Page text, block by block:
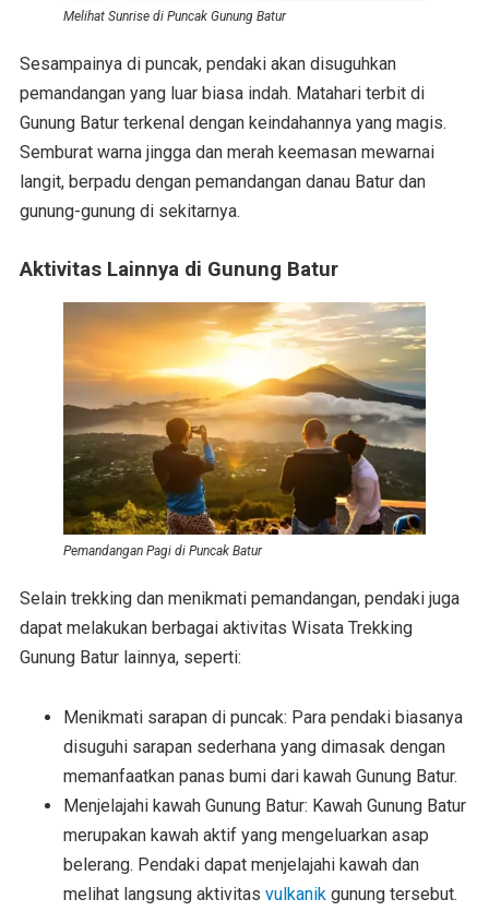
Melihat Sunrise di Puncak Gunung Batur
Sesampainya di puncak, pendaki akan disuguhkan
pemandangan yang luar biasa indah. Matahari terbit di
Gunung Batur terkenal dengan keindahannya yang magis.
Semburat warna jingga dan merah keemasan mewarnai
langit, berpadu dengan pemandangan danau Batur dan
gunung-gunung di sekitarnya.
Aktivitas Lainnya di Gunung Batur
Pemandangan Pagi di Puncak Batur
Selain trekking dan menikmati pemandangan, pendaki juga
dapat melakukan berbagai aktivitas Wisata Trekking
Gunung Batur lainnya, seperti:
Menikmati sarapan di puncak: Para pendaki biasanya
disuguhi sarapan sederhana yang dimasak dengan
memanfaatkan panas bumi dari kawah Gunung Batur.
Menjelajahi kawah Gunung Batur: Kawah Gunung Batur
merupakan kawah aktif yang mengeluarkan asap
belerang. Pendaki dapat menjelajahi kawah dan
melihat langsung aktivitas vulkanik gunung tersebut.